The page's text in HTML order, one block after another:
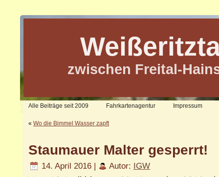
zwischen Freital-
Alle Beiträge seit 2009 Fahrkartenagentur Impressum
« Wo die Bimmel Wasser zapft
Staumauer Malter gesperrt!
14. April 2016 | Autor: IGW